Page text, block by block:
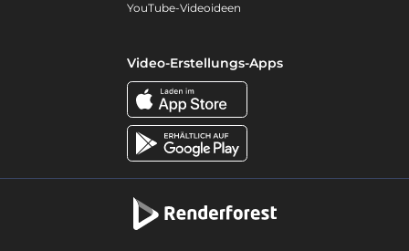
YouTube-Videoideen
Video-Erstellungs-Apps